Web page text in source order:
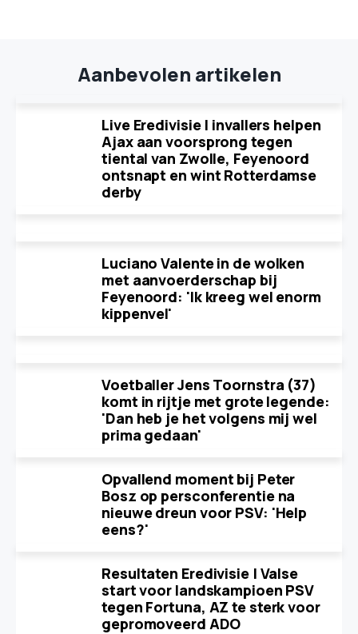
Aanbevolen artikelen
Live Eredivisie | invallers helpen
Ajax aan voorsprong tegen
tiental van Zwolle, Feyenoord
ontsnapt en wint Rotterdamse
derby
Luciano Valente in de wolken
met aanvoerderschap bij
Feyenoord: 'Ik kreeg wel enorm
kippenvel'
Voetballer Jens Toornstra (37)
komt in rijtje met grote legende:
'Dan heb je het volgens mij wel
prima gedaan'
Opvallend moment bij Peter
Bosz op persconferentie na
nieuwe dreun voor PSV: 'Help
eens?'
Resultaten Eredivisie | Valse
start voor landskampioen PSV
tegen Fortuna, AZ te sterk voor
gepromoveerd ADO